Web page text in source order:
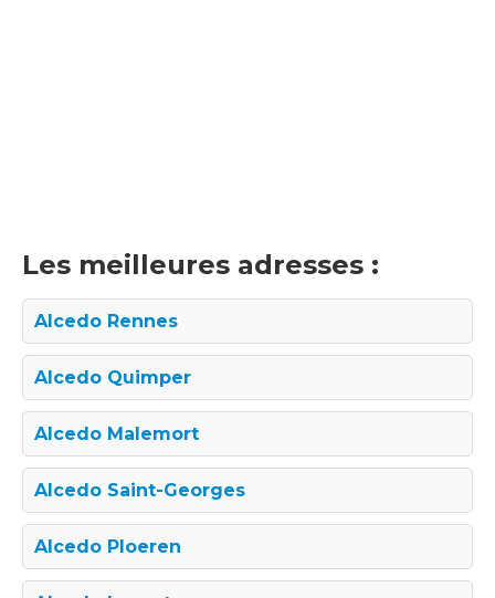
Les meilleures adresses :
Alcedo Rennes
Alcedo Quimper
Alcedo Malemort
Alcedo Saint-Georges
Alcedo Ploeren